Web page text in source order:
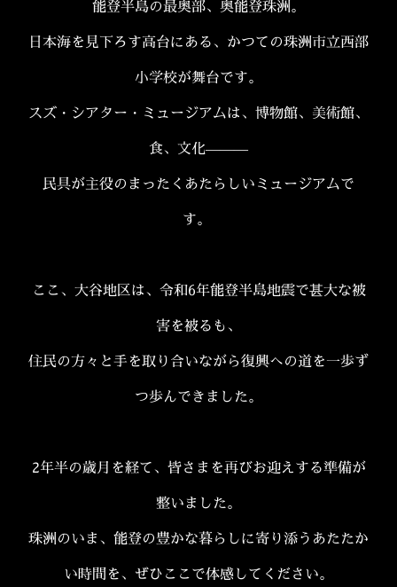
能登半島の最奥部、奥能登珠洲。
日本海を見下ろす高台にある、かつての珠洲市立西部
小学校が舞台です。
スズ・シアター・ミュージアムは、博物館、美術館、
食、文化―――
民具が主役のまったくあたらしいミュージアムで
す。
ここ、大谷地区は、令和6年能登半島地震で甚大な被
害を被るも、
住民の方々と手を取り合いながら復興への道を一歩ず
つ歩んできました。
2年半の歳月を経て、皆さまを再びお迎えする準備が
整いました。
珠洲のいま、能登の豊かな暮らしに寄り添うあたたか
い時間を、ぜひここで体感してください。